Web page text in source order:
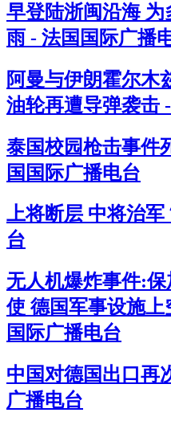
早登陆浙闽沿海
雨 - 法国国际广播
阿曼与伊朗霍尔木
油轮再遭导弹袭击
泰国校园枪击事件
国国际广播电台
上将断层 中将治
台
无人机爆炸事件:
使 德国军事设施上
国际广播电台
中国对德国出口再
广播电台